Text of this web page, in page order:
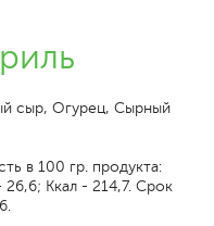
сыр, Огурец, Сырный
в 100 гр. продукта:
Ккал - 214,7. Срок